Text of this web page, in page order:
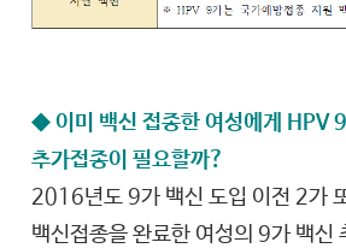
◆ 이미 백신 접종한 여성에게 HPV
추가접종이 필요할까?
2016년도 9가 백신 도입 이전 2가
백신접종을 완료한 여성의 9가 백신